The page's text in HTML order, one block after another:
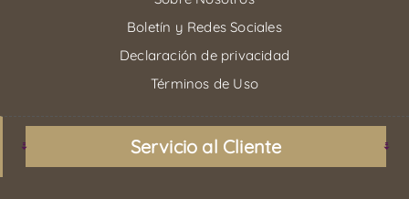
Boletín y Redes Sociales
Declaración de privacidad
Términos de Uso
Servicio al Cliente